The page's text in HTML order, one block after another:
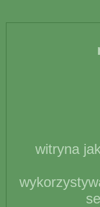
witryna